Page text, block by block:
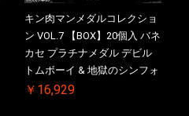
キン肉マンメダルコレクショ
ン VOL.7 【BOX】20個入 バネ
カセ プラチナメダル デビル
トムボーイ & 地獄のシンフォ
ニー 初回シリアルNO.入 ケー
￥16,929